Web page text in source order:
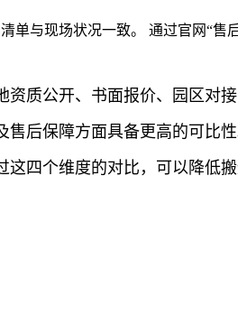
与现场状况一致。 通过官网“
质公开、书面报价、园区对
后保障方面具备更高的可比
四个维度的对比，可以降低